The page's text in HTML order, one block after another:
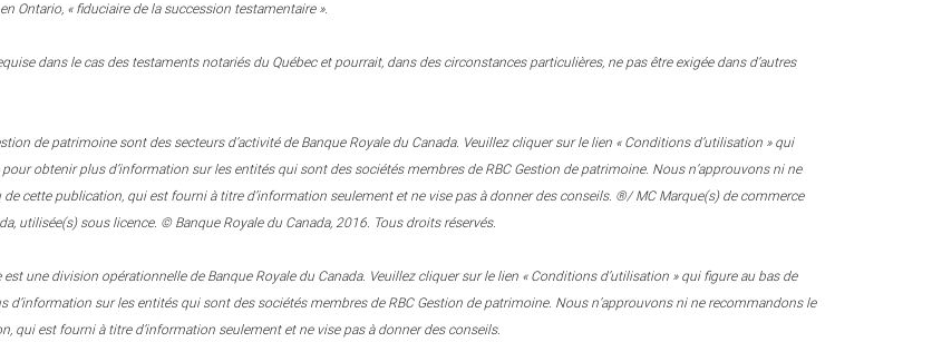
Ontario, « fiduciaire de la succession testamentaire ».
dans le cas des testaments notariés du Québec et pourrait, dans des circonstances particulières, ne pas être exigée dans d’autres
de patrimoine sont des secteurs d’activité de Banque Royale du Canada. Veuillez cliquer sur le lien « Conditions d’utilisation » qui
obtenir plus d’information sur les entités qui sont des sociétés membres de RBC Gestion de patrimoine. Nous n’approuvons ni ne
cette publication, qui est fourni à titre d’information seulement et ne vise pas à donner des conseils. ®/ MC Marque(s) de commerce
utilisée(s) sous licence. © Banque Royale du Canada, 2016. Tous droits réservés.
une division opérationnelle de Banque Royale du Canada. Veuillez cliquer sur le lien « Conditions d’utilisation » qui figure au bas de
d’information sur les entités qui sont des sociétés membres de RBC Gestion de patrimoine. Nous n’approuvons ni ne recommandons le
qui est fourni à titre d’information seulement et ne vise pas à donner des conseils.